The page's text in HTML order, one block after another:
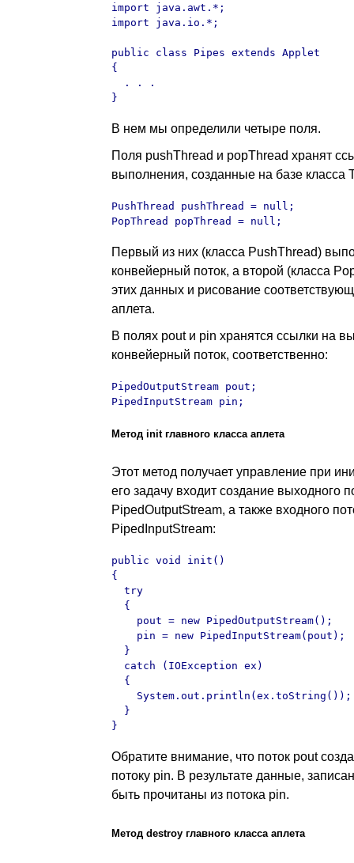
import java.awt.*;
import java.io.*;
public class Pipes extends Applet
{
  . . .
}
В нем мы определили четыре поля.
Поля pushThread и popThread хранят
выполнения, созданные на базе класса
PushThread pushThread = null;
PopThread popThread = null;
Первый из них (класса PushThread)
конвейерный поток, а второй (класса
этих данных и рисование
аплета.
В полях pout и pin хранятся ссылки на
конвейерный поток, соответственно:
PipedOutputStream pout;
PipedInputStream pin;
Метод init главного класса аплета
Этот метод получает управление при
его задачу входит создание выходного
PipedOutputStream, а также входного
PipedInputStream:
public void init()
{
  try
  {
    pout = new PipedOutputStream();
    pin = new PipedInputStream(pout);
  }
  catch (IOException ex)
  {
    System.out.println(ex.toString());
  }
}
Обратите внимание, что поток pout
потоку pin. В результате данные,
быть прочитаны из потока pin.
Метод destroy главного класса аплета